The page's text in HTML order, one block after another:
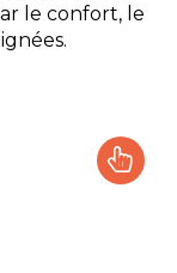
le confort, le